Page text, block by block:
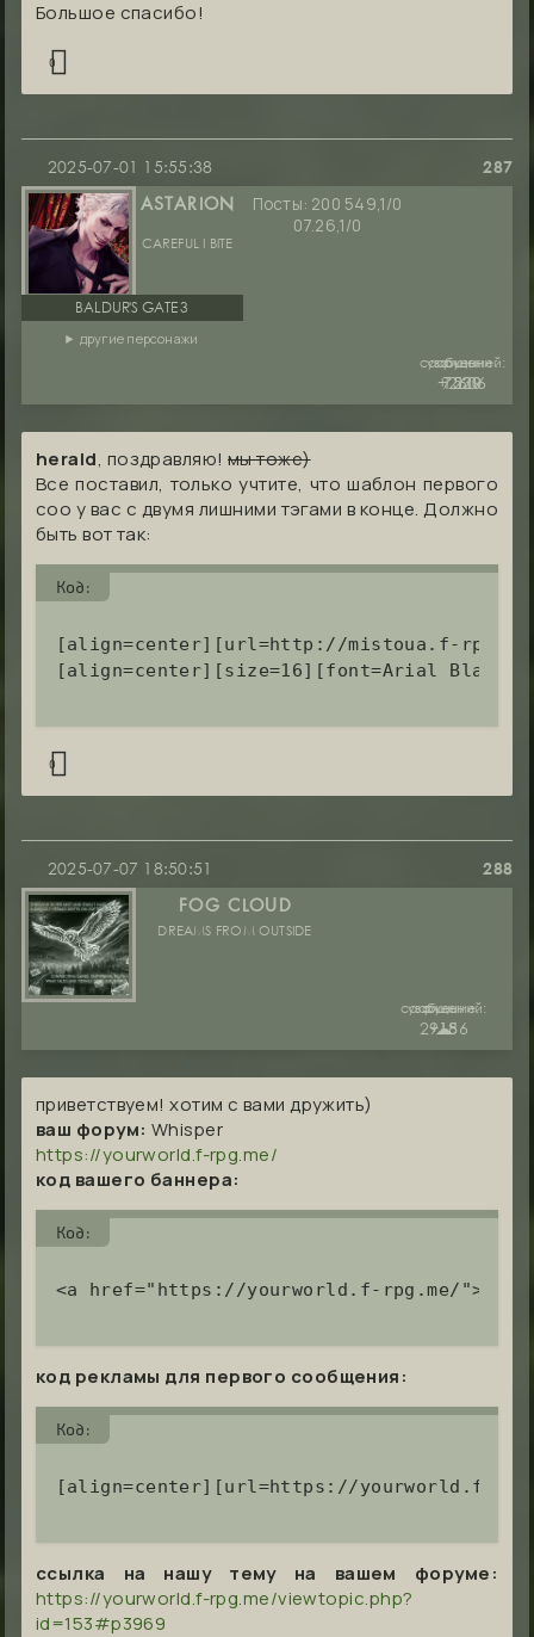
Большое спасибо!
0
287
2025-07-01 15:55:38
ASTARION
CAREFUL I BITE
BALDUR'S GATE 3
руны:
7530
сообщений:
1229
уважение:
+2606
другие персонажи
Посты: 200 549,1/0
07.26,1/0
herald, поздравляю!мы тоже)
Все поставил, только учтите, что шаблон первого
соо у вас с двумя лишними тэгами в конце. Должно
быть вот так:
Код:
[align=center][url=http://mistoua.f-rpg.me/
[align=center][size=16][font=Arial
0
288
2025-07-07 18:50:51
FOG CLOUD
DREAMS FROM OUTSIDE
руны:
☁︎
сообщений:
29186
уважение:
+15
приветствуем! хотим с вами дружить)
ваш форум: Whisper
https://yourworld.f-rpg.me/
код вашего баннера:
Код:
<a href="https://yourworld.f-rpg.me/
код рекламы для первого сообщения:
Код:
[align=center][url=https://yourworld.f-
ссылка на нашу тему на вашем форуме:
https://yourworld.f-rpg.me/viewtopic.php?
id=153#p3969